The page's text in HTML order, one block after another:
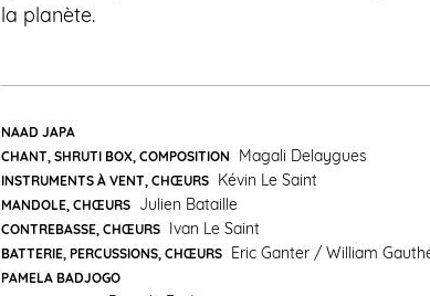
la planète.
NAAD JAPA
CHANT, SHRUTI BOX, COMPOSITION
Magali Delaygues
INSTRUMENTS À VENT, CHŒURS Kévin Le Saint
MANDOLE, CHŒURS Julien Bataille
CONTREBASSE, CHŒURS Ivan Le Saint
BATTERIE, PERCUSSIONS, CHŒURS Eric Ganter / William
PAMELA BADJOGO